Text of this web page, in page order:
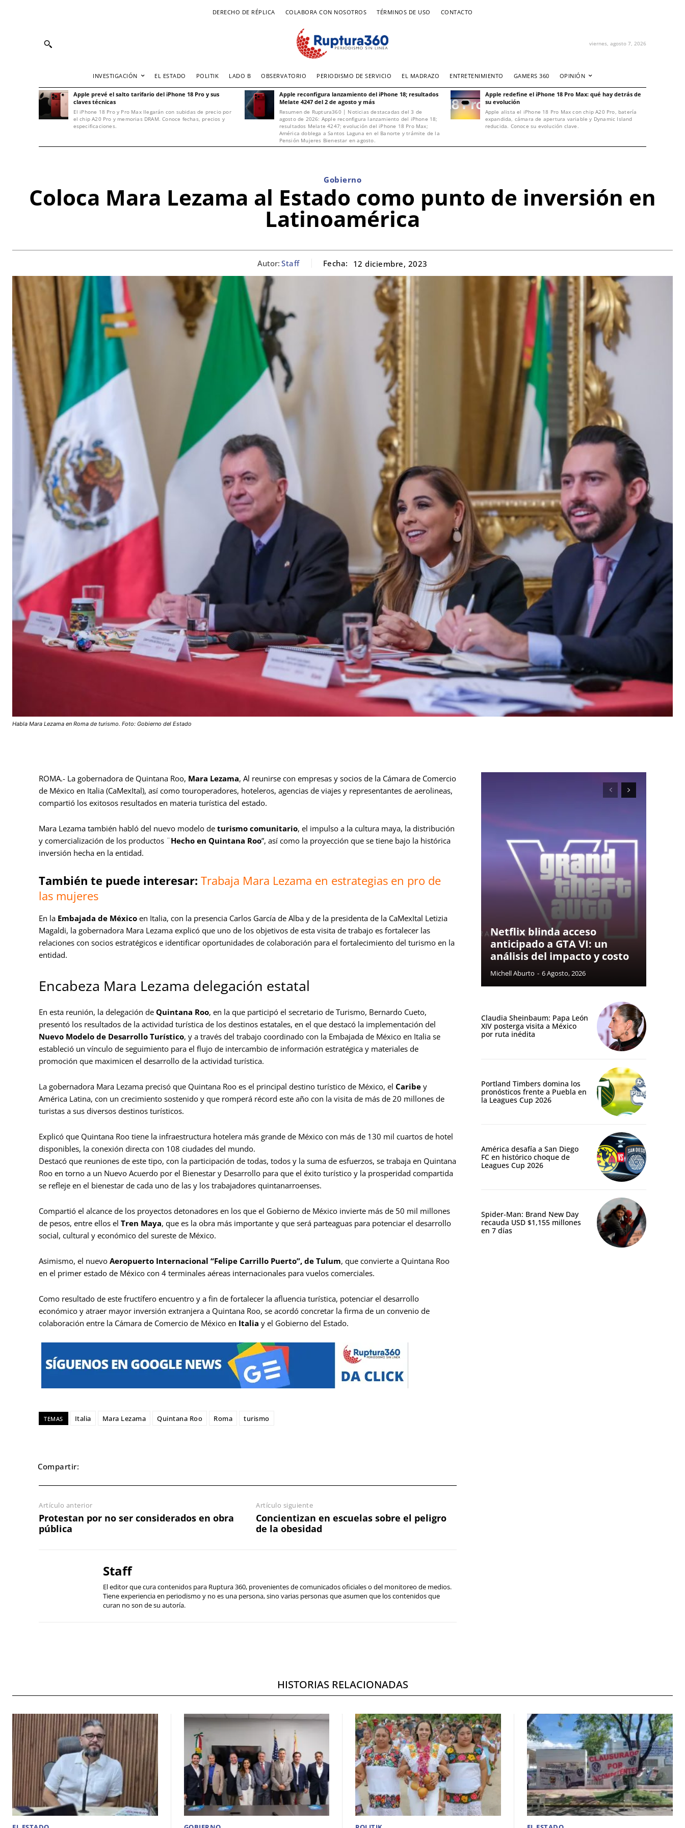
DERECHO DE RÉPLICA COLABORA CON NOSOTROS TÉRMINOS DE USO CONTACTO
viernes, agosto 7, 2026
INVESTIGACIÓN EL ESTADO POLITIK LADO B OBSERVATORIO PERIODISMO DE SERVICIO EL MADRAZO ENTRETENIMIENTO GAMERS 360 OPINIÓN
Apple prevé el salto tarifario del iPhone 18 Pro y sus
claves técnicas
El iPhone 18 Pro y Pro Max llegarán con subidas de precio por
el chip A20 Pro y memorias DRAM. Conoce fechas, precios y
especificaciones.
Apple reconfigura lanzamiento del iPhone 18; resultados
Melate 4247 del 2 de agosto y más
Resumen de Ruptura360 | Noticias destacadas del 3 de
agosto de 2026: Apple reconfigura lanzamiento del iPhone 18;
resultados Melate 4247; evolución del iPhone 18 Pro Max;
América doblega a Santos Laguna en el Banorte y trámite de la
Pensión Mujeres Bienestar en agosto.
Apple redefine el iPhone 18 Pro Max: qué hay detrás de
su evolución
Apple alista el iPhone 18 Pro Max con chip A20 Pro, batería
expandida, cámara de apertura variable y Dynamic Island
reducida. Conoce su evolución clave.
Gobierno
Coloca Mara Lezama al Estado como punto de inversión en
Latinoamérica
Autor: Staff Fecha: 12 diciembre, 2023
Habla Mara Lezama en Roma de turismo. Foto: Gobierno del Estado
ROMA.- La gobernadora de Quintana Roo, Mara Lezama, Al reunirse con empresas y socios de la Cámara de Comercio
de México en Italia (CaMexItal), así como touroperadores, hoteleros, agencias de viajes y representantes de aerolineas,
compartió los exitosos resultados en materia turística del estado.
Mara Lezama también habló del nuevo modelo de turismo comunitario, el impulso a la cultura maya, la distribución
y comercialización de los productos ¨Hecho en Quintana Roo”, así como la proyección que se tiene bajo la histórica
inversión hecha en la entidad.
También te puede interesar: Trabaja Mara Lezama en estrategias en pro de
las mujeres
En la Embajada de México en Italia, con la presencia Carlos García de Alba y de la presidenta de la CaMexItal Letizia
Magaldi, la gobernadora Mara Lezama explicó que uno de los objetivos de esta visita de trabajo es fortalecer las
relaciones con socios estratégicos e identificar oportunidades de colaboración para el fortalecimiento del turismo en la
entidad.
Encabeza Mara Lezama delegación estatal
En esta reunión, la delegación de Quintana Roo, en la que participó el secretario de Turismo, Bernardo Cueto,
presentó los resultados de la actividad turística de los destinos estatales, en el que destacó la implementación del
Nuevo Modelo de Desarrollo Turístico, y a través del trabajo coordinado con la Embajada de México en Italia se
estableció un vínculo de seguimiento para el flujo de intercambio de información estratégica y materiales de
promoción que maximicen el desarrollo de la actividad turística.
La gobernadora Mara Lezama precisó que Quintana Roo es el principal destino turístico de México, el Caribe y
América Latina, con un crecimiento sostenido y que romperá récord este año con la visita de más de 20 millones de
turistas a sus diversos destinos turísticos.
Explicó que Quintana Roo tiene la infraestructura hotelera más grande de México con más de 130 mil cuartos de hotel
disponibles, la conexión directa con 108 ciudades del mundo.
Destacó que reuniones de este tipo, con la participación de todas, todos y la suma de esfuerzos, se trabaja en Quintana
Roo en torno a un Nuevo Acuerdo por el Bienestar y Desarrollo para que el éxito turístico y la prosperidad compartida
se refleje en el bienestar de cada uno de las y los trabajadores quintanarroenses.
Compartió el alcance de los proyectos detonadores en los que el Gobierno de México invierte más de 50 mil millones
de pesos, entre ellos el Tren Maya, que es la obra más importante y que será parteaguas para potenciar el desarrollo
social, cultural y económico del sureste de México.
Asimismo, el nuevo Aeropuerto Internacional “Felipe Carrillo Puerto”, de Tulum, que convierte a Quintana Roo
en el primer estado de México con 4 terminales aéreas internacionales para vuelos comerciales.
Como resultado de este fructífero encuentro y a fin de fortalecer la afluencia turística, potenciar el desarrollo
económico y atraer mayor inversión extranjera a Quintana Roo, se acordó concretar la firma de un convenio de
colaboración entre la Cámara de Comercio de México en Italia y el Gobierno del Estado.
TEMAS Italia Mara Lezama Quintana Roo Roma turismo
Compartir:
Artículo anterior
Protestan por no ser considerados en obra
pública
Artículo siguiente
Concientizan en escuelas sobre el peligro
de la obesidad
Staff
El editor que cura contenidos para Ruptura 360, provenientes de comunicados oficiales o del monitoreo de medios.
Tiene experiencia en periodismo y no es una persona, sino varias personas que asumen que los contenidos que
curan no son de su autoría.
Netflix blinda acceso
anticipado a GTA VI: un
análisis del impacto y costo
Michell Aburto - 6 Agosto, 2026
Claudia Sheinbaum: Papa León
XIV posterga visita a México
por ruta inédita
Portland Timbers domina los
pronósticos frente a Puebla en
la Leagues Cup 2026
América desafía a San Diego
FC en histórico choque de
Leagues Cup 2026
Spider-Man: Brand New Day
recauda USD $1,155 millones
en 7 días
HISTORIAS RELACIONADAS